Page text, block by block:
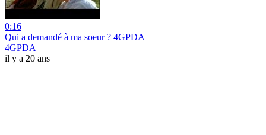
0:16
Qui a demandé à ma soeur ? 4GPDA
4GPDA
il y a 20 ans